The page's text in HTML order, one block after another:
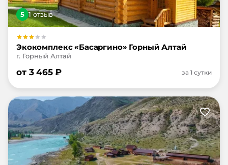
5 1отзыв
Экокомплекс «Басаргино» Горный Алтай
г. Горный Алтай
от 3 465₽ за 1 сутки